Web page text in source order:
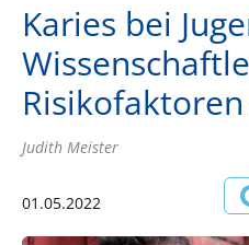
Karies bei
Judith Meister
01.05.2022